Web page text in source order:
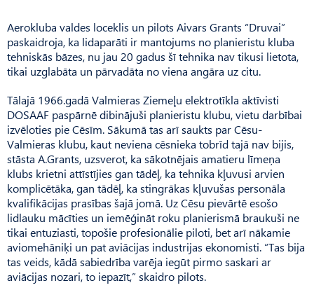
Aerokluba valdes loceklis un pilots Aivars Grants “Druvai”
paskaidroja, ka lidaparāti ir mantojums no planieristu kluba
tehniskās bāzes, nu jau 20 gadus šī tehnika nav tikusi lietota,
tikai uzglabāta un pārvadāta no viena angāra uz citu.
Tālajā 1966.gadā Valmieras Ziemeļu elektrotīkla aktīvisti
DOSAAF paspārnē dibinājuši planieristu klubu, vietu darbībai
izvēloties pie Cēsīm. Sākumā tas arī saukts par Cēsu-
Valmieras klubu, kaut neviena cēsnieka tobrīd tajā nav bijis,
stāsta A.Grants, uzsverot, ka sākotnējais amatieru līmeņa
klubs krietni attīstījies gan tādēļ, ka tehnika kļuvusi arvien
komplicētāka, gan tādēļ, ka stingrākas kļuvušas personāla
kvalifikācijas prasības šajā jomā. Uz Cēsu pievārtē esošo
lidlauku mācīties un iemēģināt roku planierismā braukuši ne
tikai entuziasti, topošie profesionālie piloti, bet arī nākamie
aviomehāniķi un pat aviācijas industrijas ekonomisti. “Tas bija
tas veids, kādā sabiedrība varēja iegūt pirmo saskari ar
aviācijas nozari, to iepazīt,” skaidro pilots.